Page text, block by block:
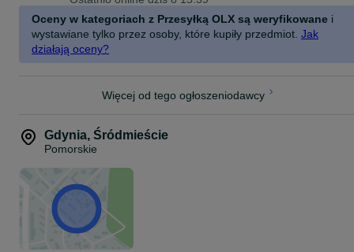
Oceny w kategoriach z Przesyłką OLX są weryfikowane i
wystawiane tylko przez osoby, które kupiły przedmiot. Jak
działają oceny?
Więcej od tego ogłoszeniodawcy
Gdynia, Śródmieście
Pomorskie